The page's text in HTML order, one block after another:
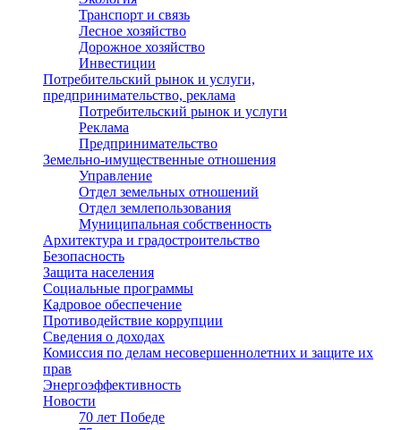
Транспорт и связь
Лесное хозяйство
Дорожное хозяйство
Инвестиции
Потребительский рынок и услуги,
предпринимательство, реклама
Потребительский рынок и услуги
Реклама
Предпринимательство
Земельно-имущественные отношения
Управление
Отдел земельных отношений
Отдел землепользования
Муниципальная собственность
Архитектура и градостроительство
Безопасность
Защита населения
Социальные программы
Кадровое обеспечение
Противодействие коррупции
Сведения о доходах
Комиссия по делам несовершеннолетних и защите их
прав
Энергоэффективность
Новости
70 лет Победе